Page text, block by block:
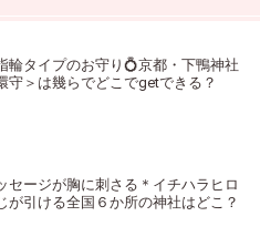
輪タイプのお守り💍京都・下鴨神社
守＞は幾らでどこでgetできる？
セージが胸に刺さる＊イチハラヒロ
が引ける全国６か所の神社はどこ？